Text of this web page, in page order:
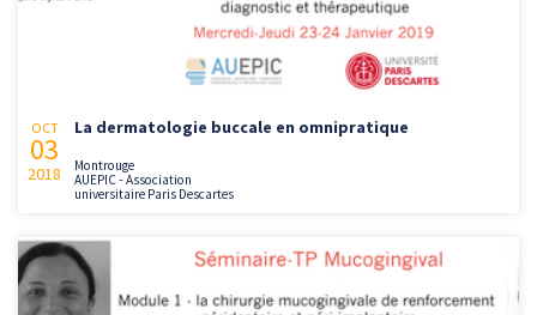
OCT
03
2018
La dermatologie buccale en omnipratique
Montrouge
AUEPIC - Association
universitaire Paris Descartes